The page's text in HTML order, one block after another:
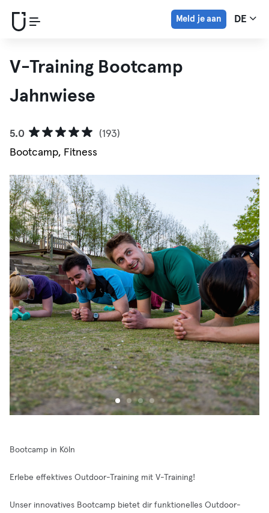
Meld je aan DE
V-Training Bootcamp
Jahnwiese
5.0
(193)
Bootcamp, Fitness
Bootcamp in Köln
Erlebe effektives Outdoor-Training mit V-Training!
Unser innovatives Bootcamp bietet dir funktionelles Outdoor-